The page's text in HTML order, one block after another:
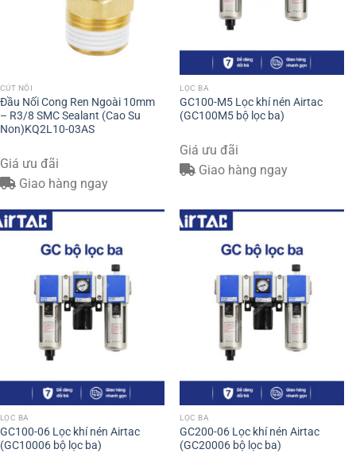
CÚT NỐI
Đầu Nối Cong Ren Ngoài 10mm
– R3/8 SMC Sealant (Cao Su
Non)KQ2L10-03AS
Giá ưu đãi
Giao hàng ngay
LỌC BA
GC100-M5 Lọc khí nén Airtac
(GC100M5 bộ lọc ba)
Giá ưu đãi
Giao hàng ngay
LỌC BA
GC100-06 Lọc khí nén Airtac
(GC10006 bộ lọc ba)
LỌC BA
GC200-06 Lọc khí nén Airtac
(GC20006 bộ lọc ba)